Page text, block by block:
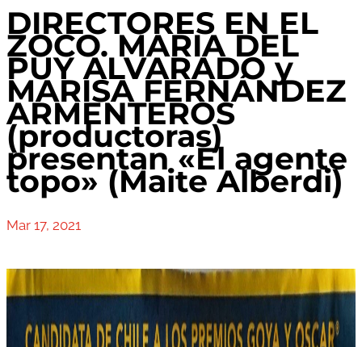
DIRECTORES EN EL
ZOCO. MARIA DEL
PUY ALVARADO y
MARISA FERNÁNDEZ
ARMENTEROS
(productoras)
presentan «El agente
topo» (Maite Alberdi)
Mar 17, 2021